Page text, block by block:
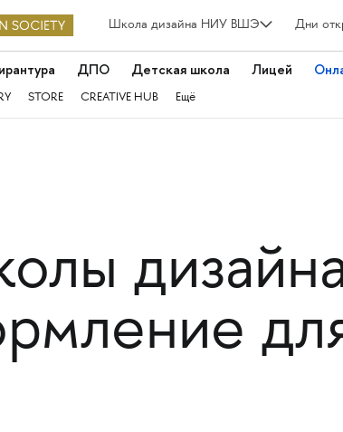
Школа дизайна НИУ ВШЭ Дни
ДПО Детская школа Лицей
STORE CREATIVE HUB Ещё